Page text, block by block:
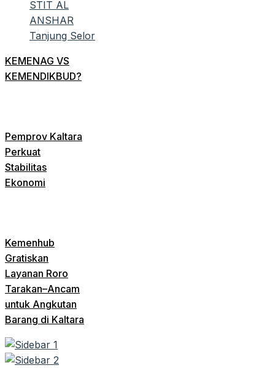
KEMENAG VS
KEMENDIKBUD?
Pemprov Kaltara
Perkuat
Stabilitas
Ekonomi
Kemenhub
Gratiskan
Layanan Roro
Tarakan–Ancam
untuk Angkutan
Barang di Kaltara